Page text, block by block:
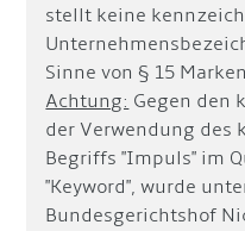
stellt keine
Sinne von § 15
Achtung: Gegen den
der Verwendung des
Begriffs "Impuls" im
"Keyword", wurde
Bundesgerichtshof